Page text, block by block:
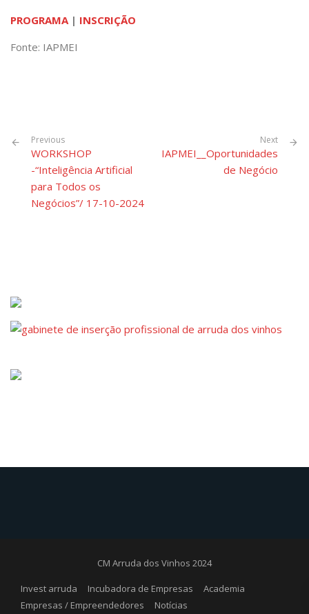
PROGRAMA| INSCRIÇÃO
Fonte: IAPMEI
Previous
WORKSHOP
-“Inteligência Artificial
para Todos os
Negócios”/ 17-10-2024
Next
IAPMEI__Oportunidades
de Negócio
CM Arruda dos Vinhos 2024
Invest arruda Incubadora de Empresas
Academia
Empresas / Empreendedores
Notícias